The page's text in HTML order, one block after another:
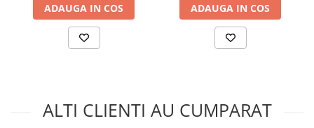
ADAUGA IN COS ADAUGA IN COS
ALTI CLIENTI AU CUMPARAT